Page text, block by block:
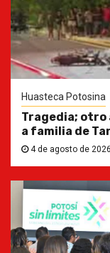
Huasteca Potosina
Tragedia; otro
a familia de
4 de agosto de 2026